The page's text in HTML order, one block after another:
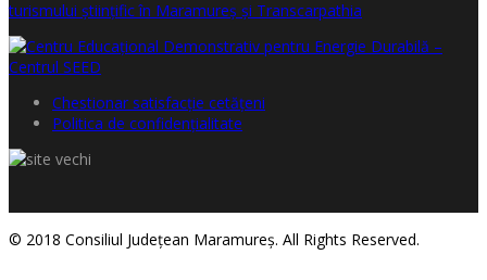
Chestionar satisfacţie cetăţeni
Politica de confidențialitate
© 2018 Consiliul Judeţean Maramureş. All Rights Reserved.